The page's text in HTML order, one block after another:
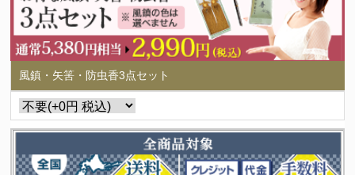
風鎮・矢筈・防虫香3点セット